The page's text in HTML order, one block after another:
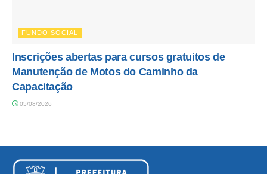
FUNDO SOCIAL
Inscrições abertas para cursos gratuitos de
Manutenção de Motos do Caminho da
Capacitação
05/08/2026